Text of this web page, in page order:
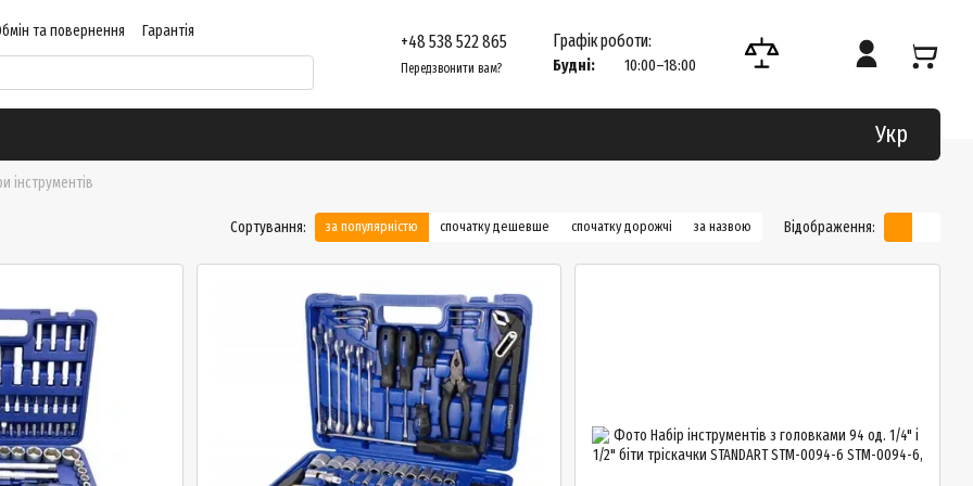
та повернення
Гарантія
Контактна інформація Відгуки про магазин
+48 538 522 865
Передзвонити вам?
Графік роботи:
Будні: 10:00–18:00
Укр
інструментів
Сортування: за популярністю спочатку дешевше спочатку дорожчі за назвою Відображення: